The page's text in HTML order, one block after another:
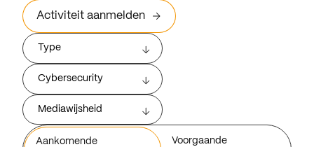
Activiteit aanmelden
Type
Cybersecurity
Mediawijsheid
Aankomende
Voorgaande